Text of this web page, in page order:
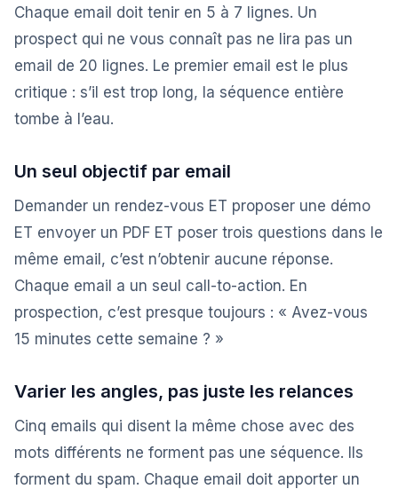
Chaque email doit tenir en 5 à 7 lignes. Un
prospect qui ne vous connaît pas ne lira pas un
email de 20 lignes. Le premier email est le plus
critique : s’il est trop long, la séquence entière
tombe à l’eau.
Un seul objectif par email
Demander un rendez-vous ET proposer une démo
ET envoyer un PDF ET poser trois questions dans le
même email, c’est n’obtenir aucune réponse.
Chaque email a un seul call-to-action. En
prospection, c’est presque toujours : « Avez-vous
15 minutes cette semaine ? »
Varier les angles, pas juste les relances
Cinq emails qui disent la même chose avec des
mots différents ne forment pas une séquence. Ils
forment du spam. Chaque email doit apporter un